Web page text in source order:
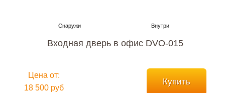
Входная дверь в офис DVO-015
Цена от:
18 500 руб
Купить